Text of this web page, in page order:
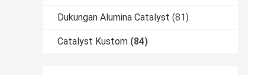
Dukungan Alumina Catalyst (81)
Catalyst Kustom (84)